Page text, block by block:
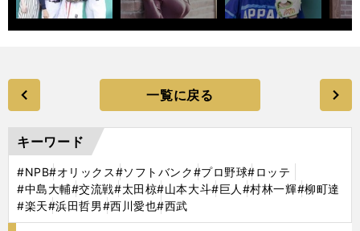
一覧に戻る
キーワード
#NPB#オリックス#ソフトバンク#プロ野球#ロッテ
#中島大輔#交流戦#太田椋#山本大斗#巨人 #村林一輝#柳町達
#楽天#浜田哲男#西川愛也#西武